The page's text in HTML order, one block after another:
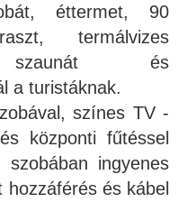
éttermet, 90
termálvizes
szaunát és
a turistáknak.
színes TV -
központi fűtéssel
szobában ingyenes
hozzáférés és kábel